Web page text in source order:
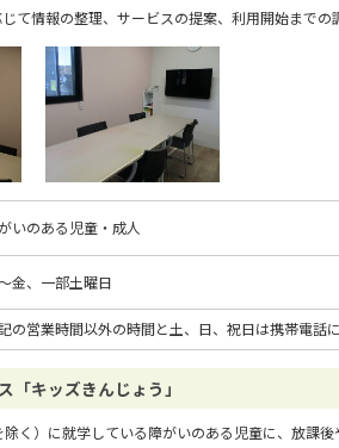
て情報の整理、サービスの提案、利用開始までの
いのある児童・成人
金、一部土曜日
の営業時間以外の時間と土、日、祝日は携帯電話
「キッズきんじょう」
く）に就学している障がいのある児童に、放課